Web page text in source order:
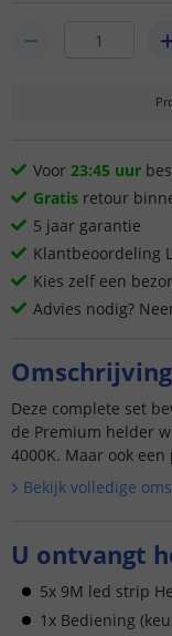
Voor 23:45 uur
Gratis retour
5 jaar garantie
Klantbeoordeling
Kies zelf een
Advies nodig?
Omschrijving
Deze complete set
de Premium helder
4000K. Maar ook
Bekijk volledige
U ontvangt
5x 9M led strip
1x Bediening